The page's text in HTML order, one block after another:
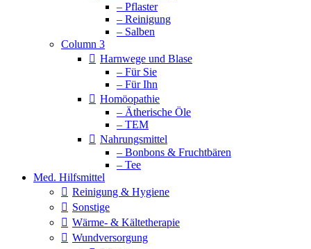
– Pflaster
– Reinigung
– Salben
Column 3
Harnwege und Blase
– Für Sie
– Für Ihn
Homöopathie
– Ätherische Öle
– TEM
Nahrungsmittel
– Bonbons & Fruchtbären
– Tee
Med. Hilfsmittel
Reinigung & Hygiene
Sonstige
Wärme- & Kältetherapie
Wundversorgung